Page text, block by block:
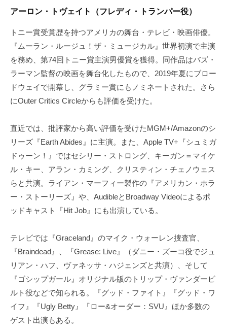
アーロン・トヴェイト（フレディ・トランパー役）
トニー賞受賞歴を持つアメリカの舞台・テレビ・映画俳優。
『ムーラン・ルージュ！ザ・ミュージカル』世界初演で主演
を務め、第74回トニー賞主演男優賞を獲得。同作品はバズ・
ラーマン監督の映画を舞台化したもので、2019年夏にブロー
ドウェイで開幕し、グラミー賞にもノミネートされた。さら
にOuter Critics Circleからも評価を受けた。
直近では、批評家から高い評価を受けたMGM+/Amazonのシ
リーズ『Earth Abides』に主演。また、Apple TV+『シュミガ
ドゥーン！』ではセシリー・ストロング、キーガン＝マイケ
ル・キー、アラン・カミング、クリスティン・チェノウェス
らと共演。ライアン・マーフィー製作の『アメリカン・ホラ
ー・ストーリーズ』や、AudibleとBroadway Videoによるポ
ッドキャスト『Hit Job』にも出演している。
テレビでは『Graceland』のマイク・ウォーレン捜査官、
『Braindead』、『Grease: Live』（ダニー・ズーコ役でジュ
リアン・ハフ、ヴァネッサ・ハジェンズと共演）、そして
『ゴシップガール』オリジナル版のトリップ・ヴァンダービ
ルト役などで知られる。『グッド・ファイト』『グッド・ワ
イフ』『Ugly Betty』『ロー&オーダー：SVU』ほか多数の
ゲスト出演もある。